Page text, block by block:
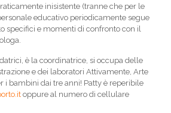
inisistente (tranne che per le
educativo periodicamente segue
specifici e momenti di confronto con il
è la coordinatrice, si occupa delle
e dei laboratori Attivamente, Arte
i bambini dai tre anni! Patty è reperibile
oppure al numero di cellulare